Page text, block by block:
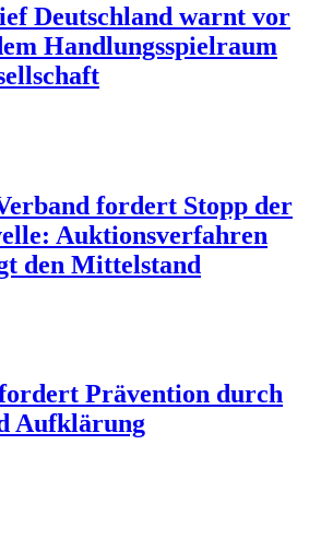
Deutschland warnt vor
Handlungsspielraum
fordert Stopp der
Auktionsverfahren
den Mittelstand
Prävention durch
Aufklärung